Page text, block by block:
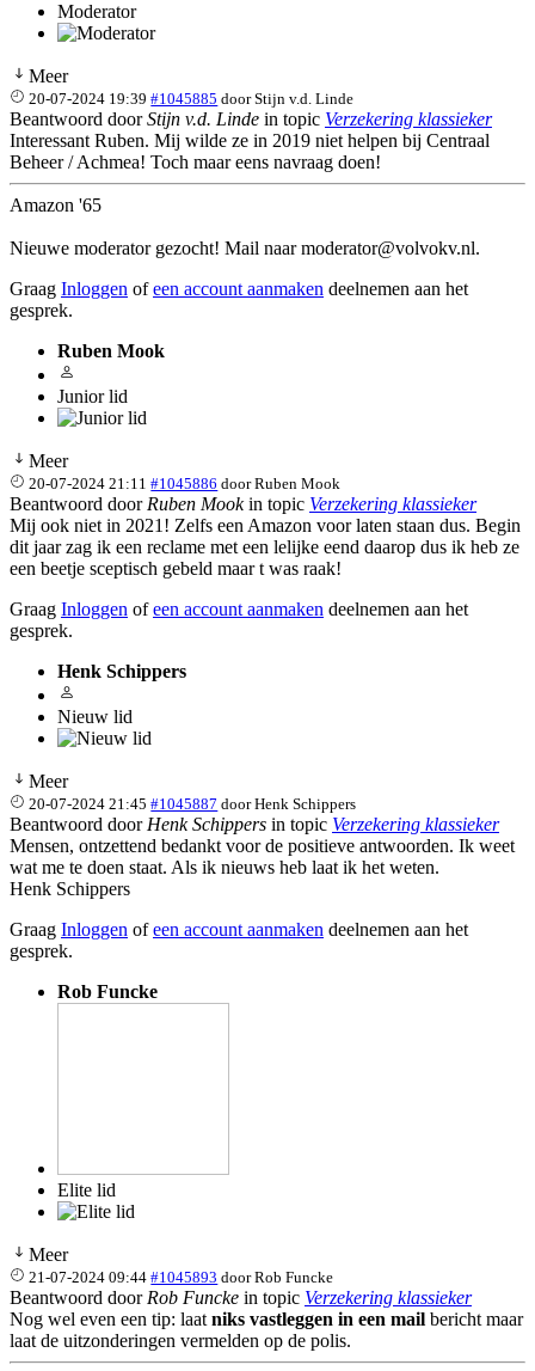
Moderator
Meer
20-07-2024 19:39 #1045885 doorStijn v.d. Linde
Beantwoord doorStijn v.d. Linde in topic Verzekering klassieker
Interessant Ruben. Mij wilde ze in 2019 niet helpen bij Centraal
Beheer / Achmea! Toch maar eens navraag doen!
Amazon '65
Nieuwe moderator gezocht! Mail naar moderator@volvokv.nl.
Graag Inloggen ofeen account aanmaken deelnemen aan het
gesprek.
Ruben Mook
Junior lid
Meer
20-07-2024 21:11 #1045886 doorRuben Mook
Beantwoord door Ruben Mookin topic Verzekering klassieker
Mij ook niet in 2021! Zelfs een Amazon voor laten staan dus. Begin
dit jaar zag ik een reclame met een lelijke eend daarop dus ik heb ze
een beetje sceptisch gebeld maar t was raak!
Graag Inloggen ofeen account aanmaken deelnemen aan het
gesprek.
Henk Schippers
Nieuw lid
Meer
20-07-2024 21:45 #1045887 doorHenk Schippers
Beantwoord door Henk Schippers in topic Verzekering klassieker
Mensen, ontzettend bedankt voor de positieve antwoorden. Ik weet
wat me te doen staat. Als ik nieuws heb laat ik het weten.
Henk Schippers
Graag Inloggen ofeen account aanmaken deelnemen aan het
gesprek.
Rob Funcke
Elite lid
Meer
21-07-2024 09:44 #1045893 doorRob Funcke
Beantwoord door Rob Funcke in topic Verzekering klassieker
Nog wel even een tip: laat niks vastleggen in een mail bericht maar
laat de uitzonderingen vermelden op de polis.